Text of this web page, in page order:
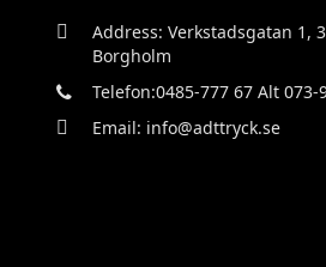
Address: Verkstadsgatan 1,
Borgholm
Telefon:0485-777 67 Alt 073-
Email: info@adttryck.se